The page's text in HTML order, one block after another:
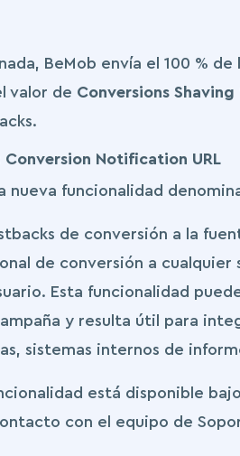
BeMob envía el 100 %
valor de Conversions Shaving
Notification URL
nueva funcionalidad
de conversión a la
de conversión a
Esta funcionalidad
y resulta útil para
sistemas internos de
está disponible
con el equipo de